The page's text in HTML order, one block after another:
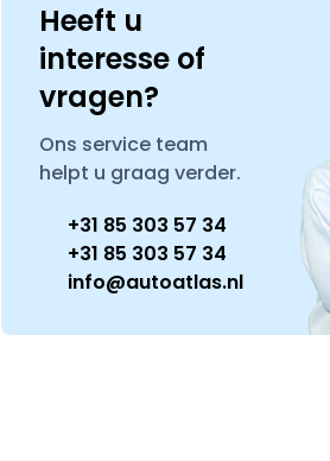
Heeft u
interesse of
vragen?
Ons service team
helpt u graag verder.
+31 85 303 57 34
+31 85 303 57 34
info@autoatlas.nl